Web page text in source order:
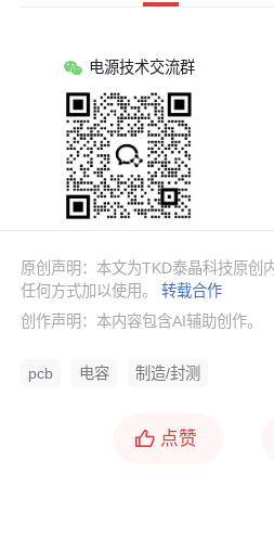
电源技术交流群
原创声明：本文为TKD泰晶科技原创
任何方式加以使用。转载合作
创作声明：本内容包含AI辅助创作。
pcb 电容 制造/封测
点赞